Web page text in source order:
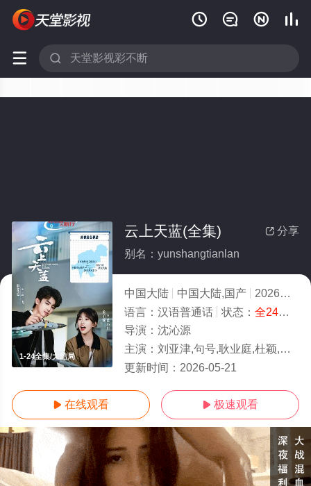
   
 
1-24全集/大结局
 分享
云上天蓝(全集)
别名：yunshangtianlan
中国大陆 中国大陆,国产 2026
2.0
语言： 汉语普通话 状态： 全24集
导演： 沈沁源
主演： 刘亚津,句号,耿业庭,杜颖,金子璇,姚尧,扣卫龙,苗博,祁晨,天赐,姚懿纯,涵镇
更新时间： 2026-05-21
 在线观看  极速观看